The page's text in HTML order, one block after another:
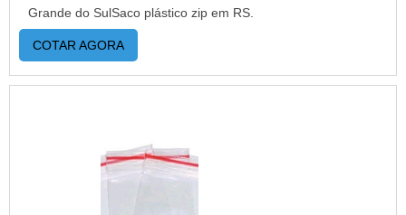
Grande do SulSaco plástico zip em RS.
COTAR AGORA